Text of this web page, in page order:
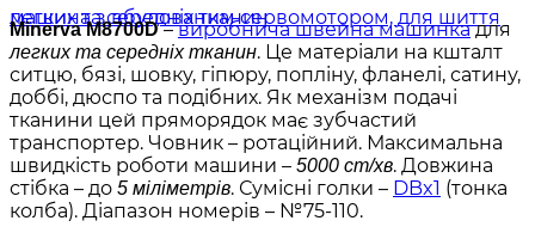
Minerva M8700D–виробнича швейна машинкадля
легких та середніх тканин. Це матеріали на кшталт
ситцю, бязі, шовку, гіпюру, попліну, фланелі, сатину,
доббі, дюспо та подібних. Як механізм подачі
тканини цей пряморядок має зубчастий
транспортер. Човник – ротаційний. Максимальна
швидкість роботи машини – 5000 ст/хв. Довжина
стібка – до 5 міліметрів. Сумісні голки – DBx1 (тонка
колба). Діапазон номерів – №75-110.